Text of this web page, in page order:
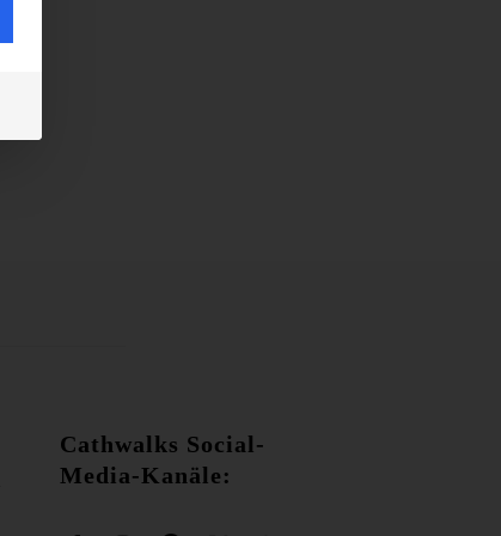
Cathwalks Social-
Media-Kanäle: